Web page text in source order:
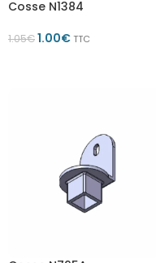
Cosse N1384
1.05€1.00€TTC